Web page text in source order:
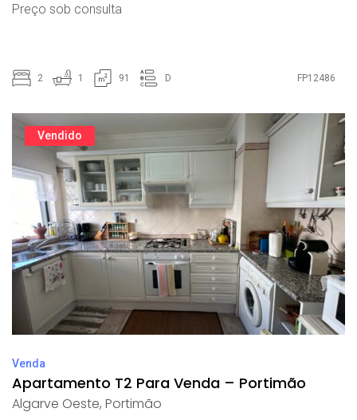
Preço sob consulta
2 1 91 D FP12486
Vendido
Venda
Apartamento T2 Para Venda – Portimão
Algarve Oeste, Portimão